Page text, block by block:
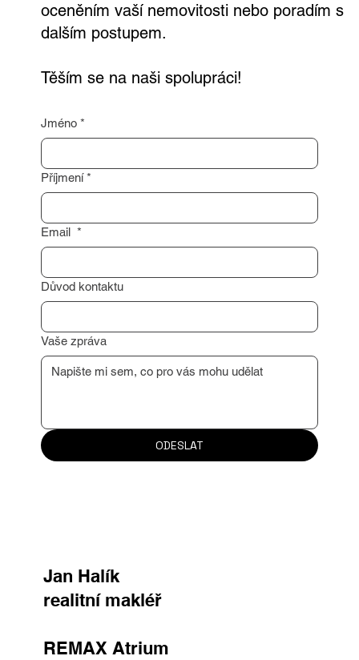
oceněním vaší nemovitosti nebo poradím s
dalším postupem.
Těším se na naši spolupráci!
Jméno *
Příjmení *
Email *
Důvod kontaktu
Vaše zpráva
ODESLAT
Jan Halík
realitní makléř
REMAX Atrium